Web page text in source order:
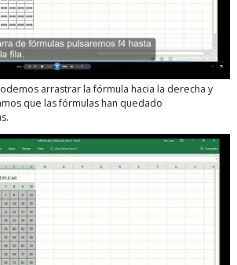
arrastrar la fórmula hacia la derecha y
que las fórmulas han quedado